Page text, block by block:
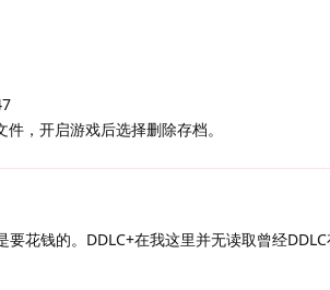
，开启游戏后选择删除存档。
花钱的。DDLC+在我这里并无读取曾经DDLC